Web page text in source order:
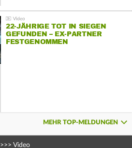
22-JÄHRIGE TOT IN SIEGEN
GEFUNDEN – EX-PARTNER
FESTGENOMMEN
MEHR TOP-MELDUNGEN
>>> Video